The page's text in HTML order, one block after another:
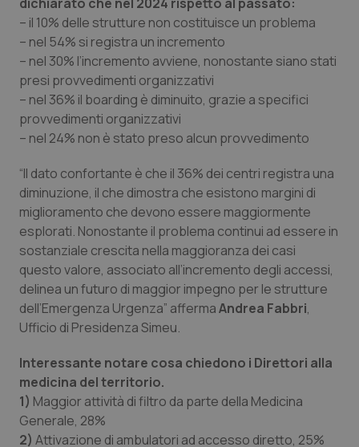
Quotidiano Pediatria
Rene & patologie urogenitali
Salute orale & impianti
Sangue & coagulazione
Tiroide
Tumore al seno
Tumore ovarico
Tumori del Polmone & Testa Collo
Tumori gastrointestinali
Ulcera & Reflusso
Vaccini
– il 10% delle strutture non costituisce un problema
– nel 54% si registra un incremento
– nel 30% l’incremento avviene, nonostante siano stati
presi provvedimenti organizzativi
– nel 36% il boarding è diminuito, grazie a specifici
provvedimenti organizzativi
– nel 24% non è stato preso alcun provvedimento
“Il dato confortante è che il 36% dei centri registra una
diminuzione, il che dimostra che esistono margini di
miglioramento che devono essere maggiormente
esplorati. Nonostante il problema continui ad essere in
sostanziale crescita nella maggioranza dei casi
questo valore, associato all’incremento degli accessi,
delinea un futuro di maggior impegno per le strutture
dell’Emergenza Urgenza” affermaAndrea Fabbri,
Ufficio di Presidenza Simeu.
Interessante notare cosa chiedono i Direttori alla
medicina del territorio.
1) Maggior attività di filtro da parte della Medicina
Generale, 28%
2) Attivazione di ambulatori ad accesso diretto, 25%